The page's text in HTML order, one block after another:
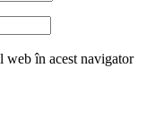
web în acest navigator